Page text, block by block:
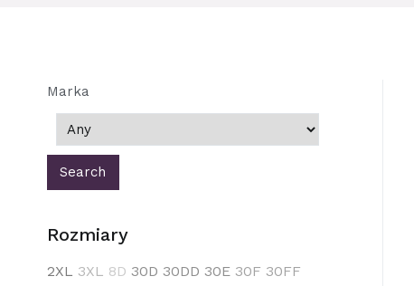
Marka
Rozmiary
2XL 3XL 8D 30D 30DD 30E 30F 30FF